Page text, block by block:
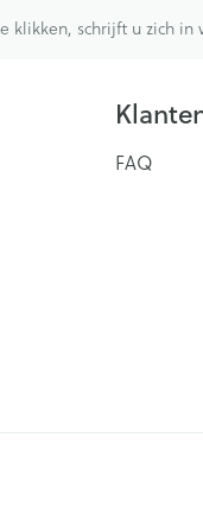
klikken, schrijft u zich
FAQ